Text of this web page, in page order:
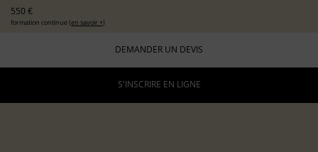
550 €
formation continue (en savoir +)
DEMANDER UN DEVIS
S'INSCRIRE EN LIGNE